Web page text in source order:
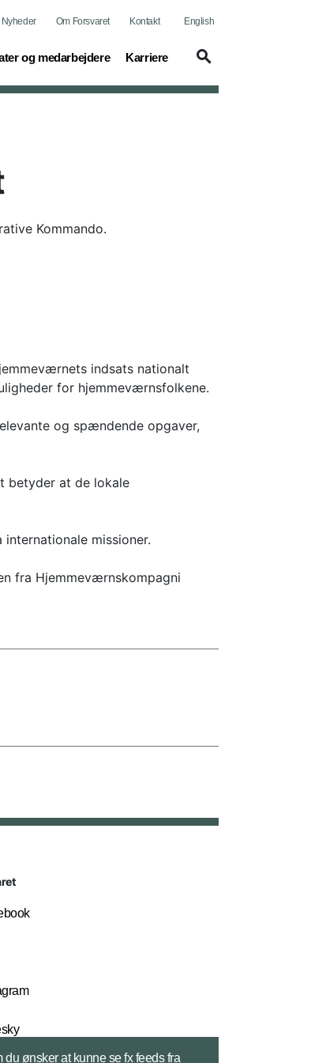
Nyheder Om Forsvaret Kontakt English
og medarbejdere Karriere
(current)
Kommando.
indsats nationalt
for hjemmeværnsfolkene.
og spændende opgaver,
betyder at de lokale
missioner.
fra Hjemmeværnskompagni
ønsker at kunne se fx feeds fra